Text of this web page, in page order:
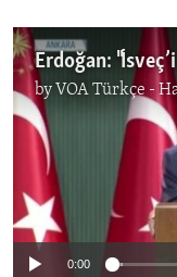
by VOA Türkçe -
No
0:00